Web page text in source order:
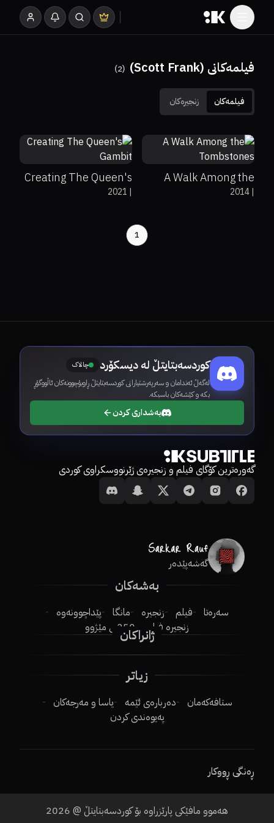
فیلمەکانی (Scott Frank) (
2
)
فیلمەکان زنجیرەکان
6.5
68%
57%
A Walk Among the
Tombstones|
2014
Creating The Queen's
Gambit|
2021
1
کوردسەبتایتڵ لە دیسکۆرد چالاک
لەگەڵ ئەندامان و سەرپەرشتیارانی کوردسەبتایتڵ ڕاوبۆچوونەکان ئاڵووگۆڕ
بکە و کێشەکان باسبکە.
بەشداری کردن
گەورەترین کۆگای فیلم و زنجیرەی ژێرنووسکراوی کوردی
گەشەپێدەر
بەشەکان
سەرەتا فیلم زنجیرە مانگا
پێداچوونەوە
زنجیرە فیلم
250ـی مێژوو
ژانراکان
زیاتر
ستافەکەمان دەربارەی ئێمە
یاسا و مەرجەکان
پەیوەندی کردن
ڕەنگی ڕووکار
هەموو مافێکی پارێزراوە بۆ کوردسەبتایتڵ @ 2026